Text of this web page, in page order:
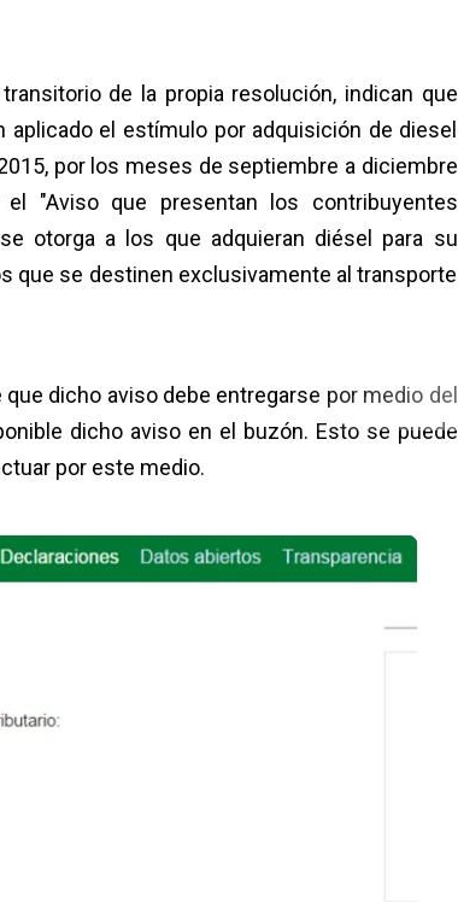
de la propia resolución, indican que
el estímulo por adquisición de diesel
por los meses de septiembre a diciembre
"Aviso que presentan los contribuyentes
otorga a los que adquieran diésel para su
que se destinen exclusivamente al transporte
dicho aviso debe entregarse por medio del
dicho aviso en el buzón. Esto se puede
por este medio.